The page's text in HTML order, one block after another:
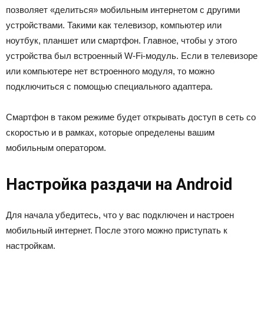
позволяет «делиться» мобильным интернетом с другими
устройствами. Такими как телевизор, компьютер или
ноутбук, планшет или смартфон. Главное, чтобы у этого
устройства был встроенный W-Fi-модуль. Если в телевизоре
или компьютере нет встроенного модуля, то можно
подключиться с помощью специального адаптера.
Смартфон в таком режиме будет открывать доступ в сеть со
скоростью и в рамках, которые определены вашим
мобильным оператором.
Настройка раздачи на Android
Для начала убедитесь, что у вас подключен и настроен
мобильный интернет. После этого можно приступать к
настройкам.